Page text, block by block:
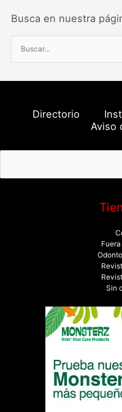
Busca en nuestra
u
s
o
:
Directorio
Aviso
Sin